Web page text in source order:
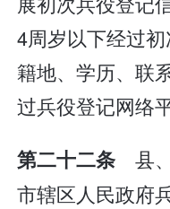
4周岁以下经过
籍地、学历、联
过兵役登记网络
第二十二条 县
市辖区人民政府